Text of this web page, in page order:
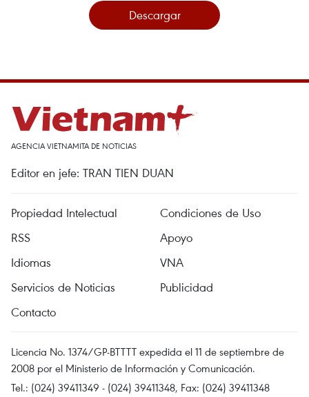
Descargar
AGENCIA VIETNAMITA DE NOTICIAS
Editor en jefe: TRAN TIEN DUAN
Propiedad Intelectual
Condiciones de Uso
RSS
Apoyo
Idiomas
VNA
Servicios de Noticias
Publicidad
Contacto
Licencia No. 1374/GP-BTTTT expedida el 11 de septiembre de
2008 por el Ministerio de Información y Comunicación.
Tel.: (024) 39411349 - (024) 39411348, Fax: (024) 39411348